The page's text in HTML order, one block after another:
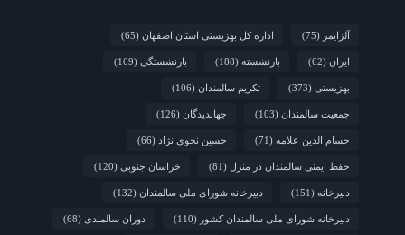
مورد چگونگی مشارکت رویکردهای جامعه‌محور در سالمندی سالم
فارس/ سه‌گانه افتتاح مراکز سالمندان در هفته
بهزیستی؛ پاسداشت مقام مادربزرگ‌ها و پدربزرگ‌ها
آلزایمر (75) اداره کل بهزیستی استان اصفهان (65)
ایران (62) بازنشسته (188) بازنشستگی (169)
بهزیستی (373) تکریم سالمندان (106)
جمعیت سالمندان (103) جهاندیدگان (126)
حسام الدین علامه (71) حسین نحوی نژاد (66)
حفظ ایمنی سالمندان در منزل (81) خراسان جنوبی (120)
دبیرخانه (151) دبیرخانه شورای ملی سالمندان (132)
دبیرخانه شورای ملی سالمندان کشور (110) دوران سالمندی (68)